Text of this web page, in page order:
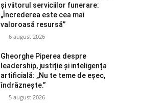
și viitorul serviciilor funerare:
„Încrederea este cea mai
valoroasă resursă”
6 august 2026
Gheorghe Piperea despre
leadership, justiție și inteligența
artificială: „Nu te teme de eșec,
îndrăznește.”
5 august 2026